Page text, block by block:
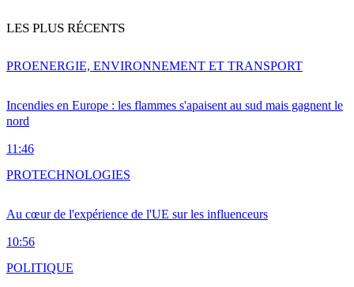
LES PLUS RÉCENTS
Incendies en Europe : les flammes s'apaisent au sud mais gagnent le
nord
11:46
PROENERGIE, ENVIRONNEMENT ET TRANSPORT
Au cœur de l'expérience de l'UE sur les influenceurs
10:56
PROTECHNOLOGIES
POLITIQUE